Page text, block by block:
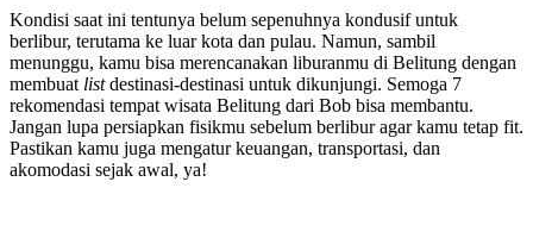
Kondisi saat ini tentunya belum sepenuhnya kondusif untuk
berlibur, terutama ke luar kota dan pulau. Namun, sambil
menunggu, kamu bisa merencanakan liburanmu di Belitung dengan
membuat listdestinasi-destinasi untuk dikunjungi. Semoga 7
rekomendasi tempat wisata Belitung dari Bob bisa membantu.
Jangan lupa persiapkan fisikmu sebelum berlibur agar kamu tetap fit.
Pastikan kamu juga mengatur keuangan, transportasi, dan
akomodasi sejak awal, ya!